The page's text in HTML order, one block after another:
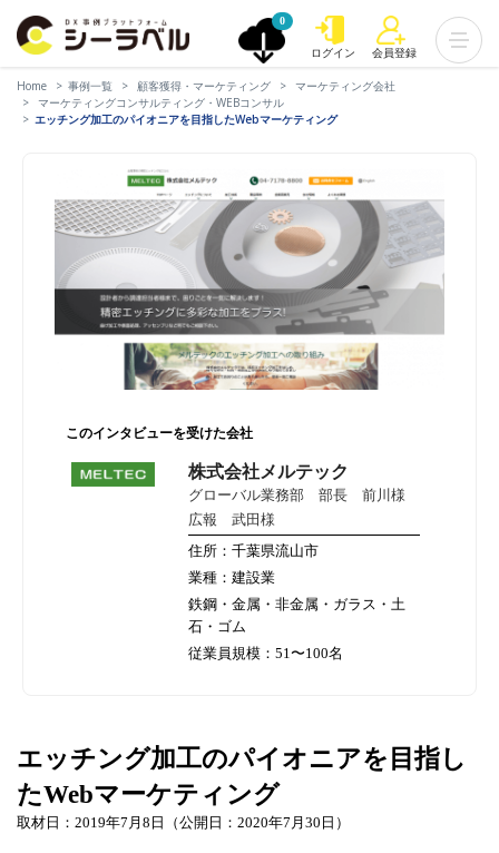
0
ログイン 会員登録
Home 事例一覧 顧客獲得・マーケティング
マーケティング会社
マーケティングコンサルティング・WEBコンサル
エッチング加工のパイオニアを目指したWebマーケティング
このインタビューを受けた会社
株式会社メルテック
グローバル業務部 部長 前川様
広報 武田様
住所：千葉県流山市
業種：建設業
鉄鋼・金属・非金属・ガラス・土
石・ゴム
従業員規模：51〜100名
エッチング加工のパイオニアを目指し
たWebマーケティング
取材日：2019年7月8日（公開日：2020年7月30日）